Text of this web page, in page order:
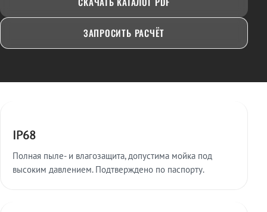
ЗАПРОСИТЬ РАСЧЁТ
IP68
Полная пыле- и влагозащита, допустима мойка под
высоким давлением. Подтверждено по паспорту.